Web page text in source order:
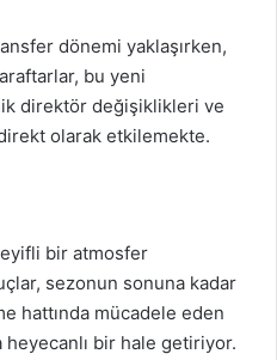
dönemi yaklaşırken,
bu yeni
direktör değişiklikleri ve
olarak etkilemekte.
bir atmosfer
sezonun sonuna kadar
hattında mücadele eden
bir hale getiriyor.